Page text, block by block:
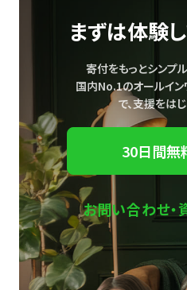
まずは体験
寄付をもっとシンプ
国内No.1のオールイ
で、支援をはじ
30日間無
お問い合わせ・